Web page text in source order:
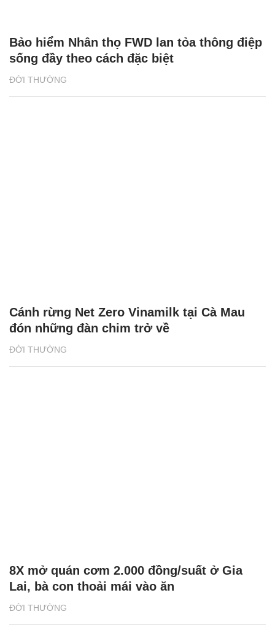
ĐỜI THƯỜNG
Bảo hiểm Nhân thọ FWD lan tỏa thông điệp
sống đầy theo cách đặc biệt
ĐỜI THƯỜNG
Cánh rừng Net Zero Vinamilk tại Cà Mau
đón những đàn chim trở về
ĐỜI THƯỜNG
8X mở quán cơm 2.000 đồng/suất ở Gia
Lai, bà con thoải mái vào ăn